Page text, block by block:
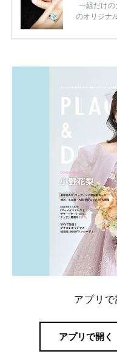
一組だけ
のオリジナ
のを形にす
注品との
アプリ
アプリで開く